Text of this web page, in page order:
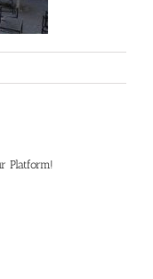
Platform!